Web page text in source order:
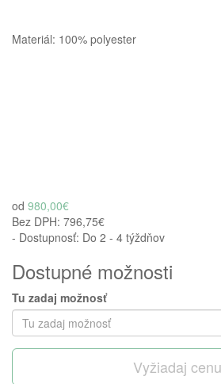
Materiál: 100% polyester
od 980,00€
Bez DPH: 796,75€
- Dostupnosť: Do 2 - 4 týždňov
Dostupné možnosti
Tu zadaj možnosť
Vyžiadaj cenu